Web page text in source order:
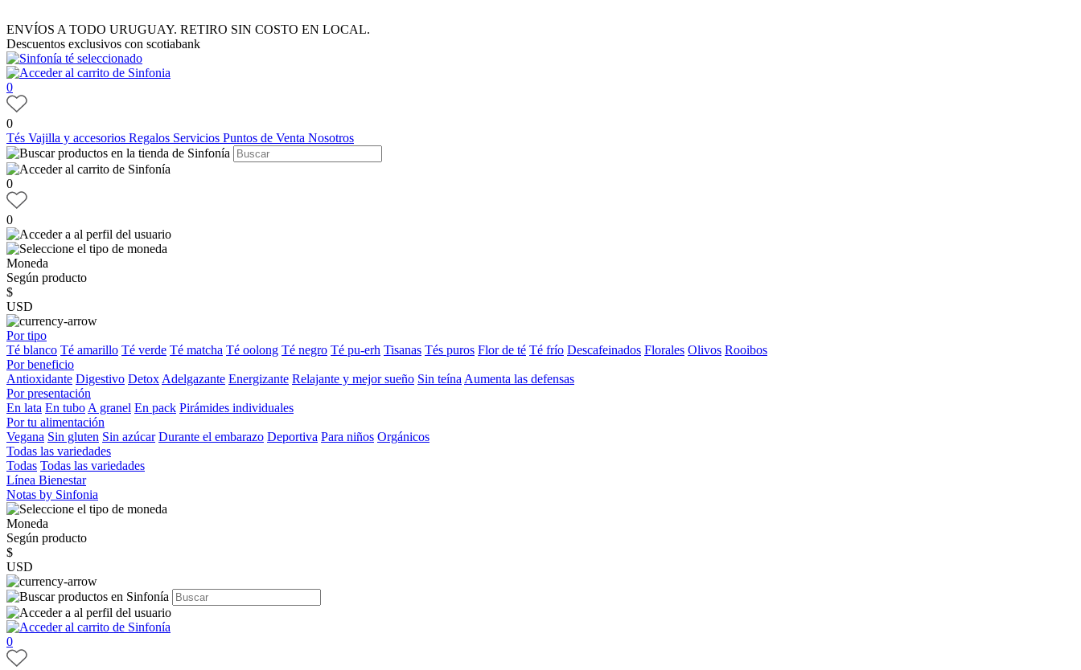
ENVÍOS A TODO URUGUAY. RETIRO SIN COSTO EN LOCAL.
Descuentos exclusivos con scotiabank
0
0
Tés Vajilla y accesorios Regalos Servicios Puntos de Venta Nosotros
0
0
Moneda
Según producto
$
USD
Por tipo
Té blanco Té amarillo Té verde Té matcha Té oolong Té negro Té pu-erh Tisanas Tés puros Flor de té Té frío Descafeinados Florales Olivos Rooibos
Por beneficio
Antioxidante Digestivo Detox Adelgazante Energizante Relajante y mejor sueño Sin teína Aumenta las defensas
Por presentación
En lata En tubo A granel En pack Pirámides individuales
Por tu alimentación
Vegana Sin gluten Sin azúcar Durante el embarazo Deportiva Para niños Orgánicos
Todas las variedades
Todas Todas las variedades
Línea Bienestar
Notas by Sinfonia
Moneda
Según producto
$
USD
0